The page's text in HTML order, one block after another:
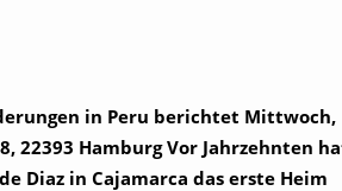
in Peru berichtet Mittwoch,
22393 Hamburg Vor Jahrzehnten
Diaz in Cajamarca das erste Heim